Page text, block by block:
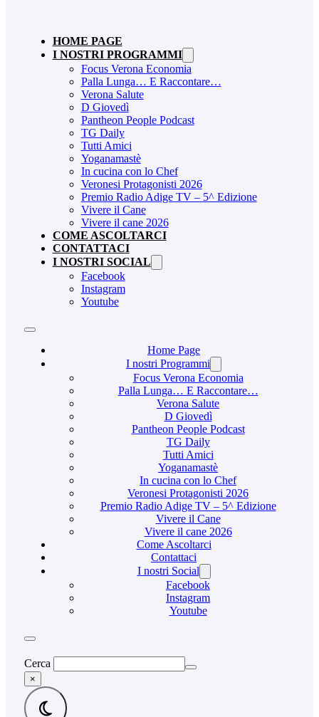
HOME PAGE
I NOSTRI PROGRAMMI
Focus Verona Economia
Palla Lunga… E Raccontare…
Verona Salute
D Giovedì
Pantheon People Podcast
TG Daily
Tutti Amici
Yoganamastè
In cucina con lo Chef
Veronesi Protagonisti 2026
Premio Radio Adige TV – 5^ Edizione
Vivere il Cane
Vivere il cane 2026
COME ASCOLTARCI
CONTATTACI
I NOSTRI SOCIAL
Facebook
Instagram
Youtube
Home Page
I nostri Programmi
Focus Verona Economia
Palla Lunga… E Raccontare…
Verona Salute
D Giovedì
Pantheon People Podcast
TG Daily
Tutti Amici
Yoganamastè
In cucina con lo Chef
Veronesi Protagonisti 2026
Premio Radio Adige TV – 5^ Edizione
Vivere il Cane
Vivere il cane 2026
Come Ascoltarci
Contattaci
I nostri Social
Facebook
Instagram
Youtube
Cerca
×